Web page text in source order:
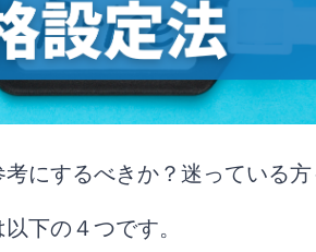
にするべきか？迷っている
下の４つです。